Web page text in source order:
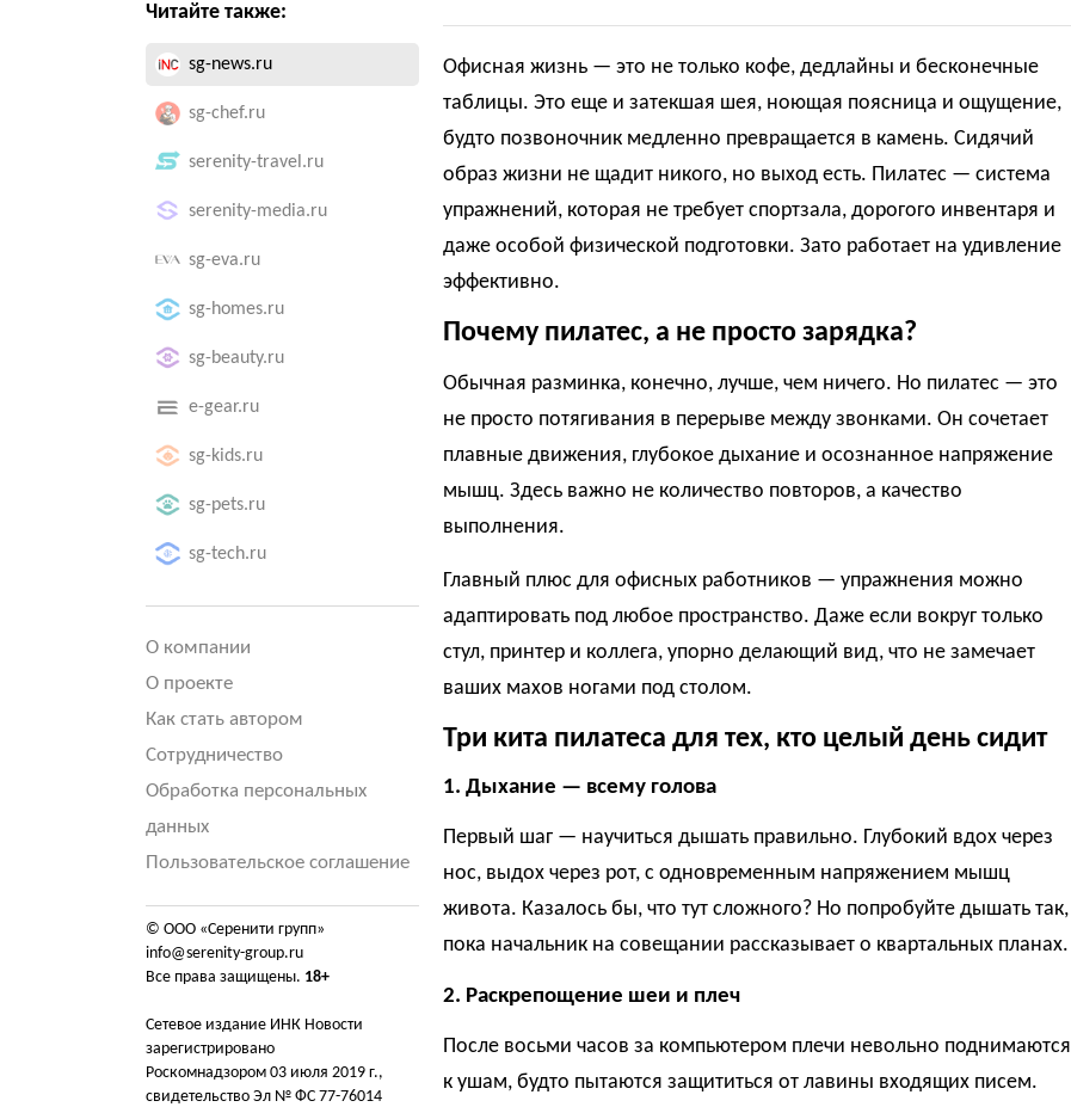
Читайте также:
sg-news.ru
sg-chef.ru
serenity-travel.ru
serenity-media.ru
sg-eva.ru
sg-homes.ru
sg-beauty.ru
e-gear.ru
sg-kids.ru
sg-pets.ru
sg-tech.ru
О компании
О проекте
Как стать автором
Сотрудничество
Обработка персональных
данных
Пользовательское соглашение
© ООО «Серенити групп»
info@serenity-group.ru
Все права защищены. 18+
Сетевое издание ИНК Новости
зарегистрировано
Роскомнадзором 03 июля 2019 г.,
свидетельство Эл № ФС 77-76014
Офисная жизнь — это не только кофе, дедлайны и бесконечные
таблицы. Это еще и затекшая шея, ноющая поясница и ощущение,
будто позвоночник медленно превращается в камень. Сидячий
образ жизни не щадит никого, но выход есть. Пилатес — система
упражнений, которая не требует спортзала, дорогого инвентаря и
даже особой физической подготовки. Зато работает на удивление
эффективно.
Почему пилатес, а не просто зарядка?
Обычная разминка, конечно, лучше, чем ничего. Но пилатес — это
не просто потягивания в перерыве между звонками. Он сочетает
плавные движения, глубокое дыхание и осознанное напряжение
мышц. Здесь важно не количество повторов, а качество
выполнения.
Главный плюс для офисных работников — упражнения можно
адаптировать под любое пространство. Даже если вокруг только
стул, принтер и коллега, упорно делающий вид, что не замечает
ваших махов ногами под столом.
Три кита пилатеса для тех, кто целый день сидит
1. Дыхание — всему голова
Первый шаг — научиться дышать правильно. Глубокий вдох через
нос, выдох через рот, с одновременным напряжением мышц
живота. Казалось бы, что тут сложного? Но попробуйте дышать так,
пока начальник на совещании рассказывает о квартальных планах.
2. Раскрепощение шеи и плеч
После восьми часов за компьютером плечи невольно поднимаются
к ушам, будто пытаются защититься от лавины входящих писем.